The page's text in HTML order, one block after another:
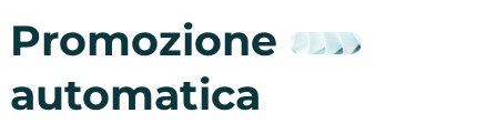
Promozione
automatica